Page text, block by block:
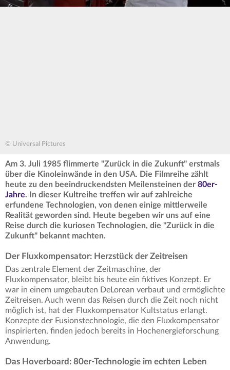
© Universal Pictures
Am 3. Juli 1985 flimmerte "Zurück in die Zukunft" erstmals
über die Kinoleinwände in den USA. Die Filmreihe zählt
heute zu den beeindruckendsten Meilensteinen der 80er-
Jahre. In dieser Kultreihe treffen wir auf zahlreiche
erfundene Technologien, von denen einige mittlerweile
Realität geworden sind. Heute begeben wir uns auf eine
Reise durch die kuriosen Technologien, die "Zurück in die
Zukunft" bekannt machten.
Der Fluxkompensator: Herzstück der Zeitreisen
Das zentrale Element der Zeitmaschine, der
Fluxkompensator, bleibt bis heute ein fiktives Konzept. Er
war in einem umgebauten DeLorean verbaut und ermöglichte
Zeitreisen. Auch wenn das Reisen durch die Zeit noch nicht
möglich ist, hat der Fluxkompensator Kultstatus erlangt.
Konzepte der Fusionstechnologie, die den Fluxkompensator
inspirierten, finden jedoch bereits in Hochenergieforschung
Anwendung.
Das Hoverboard: 80er-Technologie im echten Leben